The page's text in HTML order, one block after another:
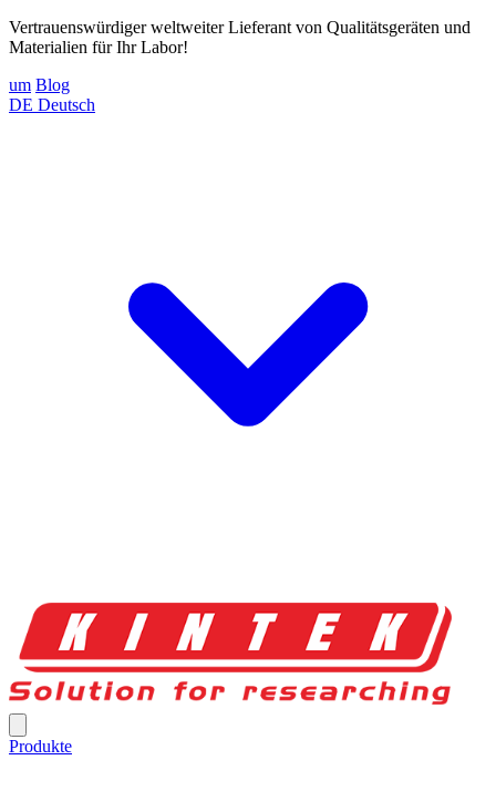
Vertrauenswürdiger weltweiter Lieferant von Qualitätsgeräten und
Materialien für Ihr Labor!
um Blog
DE Deutsch
Produkte